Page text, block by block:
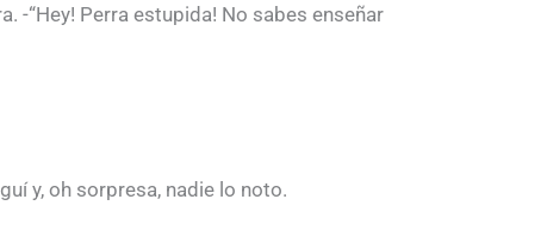
-“Hey! Perra estupida! No sabes enseñar
y, oh sorpresa, nadie lo noto.